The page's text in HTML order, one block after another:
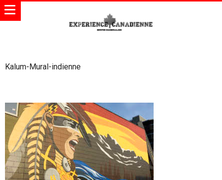
Kalum-Mural-indienne